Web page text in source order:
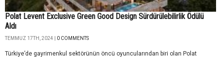
Polat Levent Exclusive Green Good Design Sürdürülebilirlik Ödülü
Aldı
TEMMUZ 17TH, 2024 | 0 COMMENTS
Türkiye’de gayrimenkul sektörünün öncü oyuncularından biri olan Polat